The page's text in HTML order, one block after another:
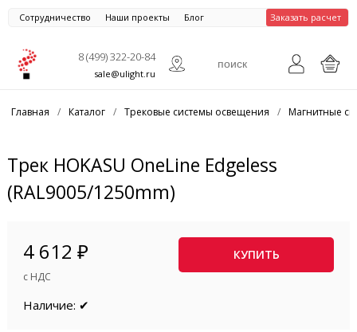
Сотрудничество Наши проекты Блог Заказать расчет
8 (499) 322-20-84
sale@ulight.ru
Главная / Каталог / Трековые системы освещения / Магнитные
Трек HOKASU OneLine Edgeless
(RAL9005/1250mm)
4 612 ₽
с НДС
КУПИТЬ
Наличие: ✔